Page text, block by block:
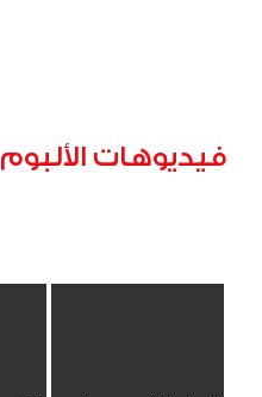
فيديوهات الألبوم